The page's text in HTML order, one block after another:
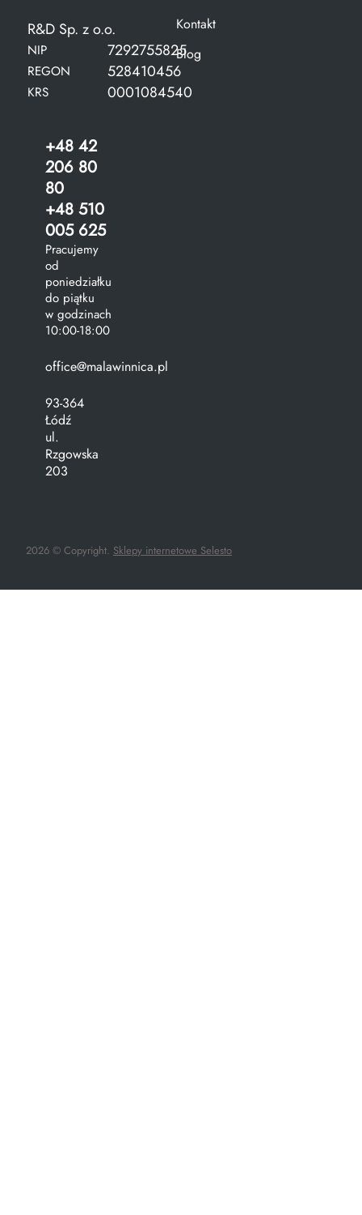
R&D Sp. z o.o.
NIP 7292755825
REGON 528410456
KRS 0001084540
+48 42
206 80
80
+48 510
005 625
Pracujemy
od
poniedziałku
do piątku
w godzinach
10:00-18:00
office@malawinnica.pl
93-364
Łódź
ul.
Rzgowska
203
Kontakt
Blog
2026 © Copyright. Sklepy internetowe Selesto